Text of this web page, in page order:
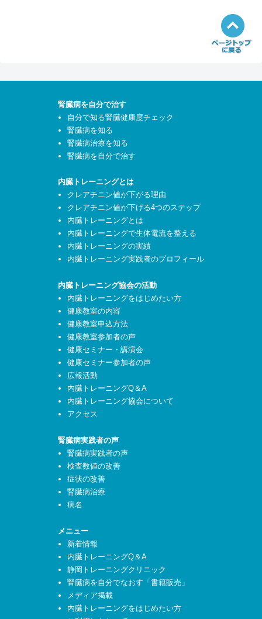
腎臓病を自分で治す
自分で知る腎臓健康度チェック
腎臓病を知る
腎臓病治療を知る
腎臓病を自分で治す
内臓トレーニングとは
クレアチニン値が下がる理由
クレアチニン値が下げる4つのステップ
内臓トレーニングとは
内臓トレーニングで生体電流を整える
内臓トレーニングの実績
内臓トレーニング実践者のプロフィール
内臓トレーニング協会の活動
内臓トレーニングをはじめたい方
健康教室の内容
健康教室申込方法
健康教室参加者の声
健康セミナー・講演会
健康セミナー参加者の声
広報活動
内臓トレーニングQ＆A
内臓トレーニング協会について
アクセス
腎臓病実践者の声
腎臓病実践者の声
検査数値の改善
症状の改善
腎臓病治療
病名
メニュー
新着情報
内臓トレーニングQ＆A
静岡トレーニングクリニック
腎臓病を自分でなおす「書籍販売」
メディア掲載
内臓トレーニングをはじめたい方